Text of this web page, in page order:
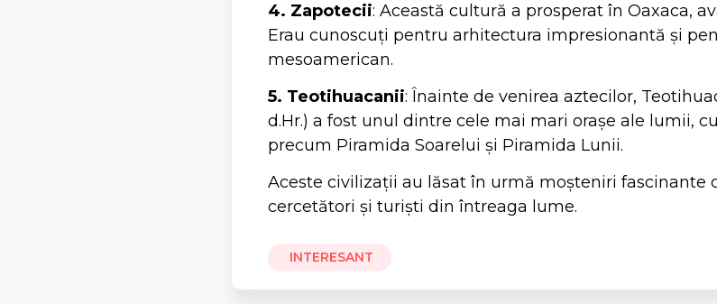
4. Zapotecii: Această cultură a prosperat în Oaxaca,
Erau cunoscuți pentru arhitectura impresionantă și
mesoamerican.
5. Teotihuacanii: Înainte de venirea aztecilor,
d.Hr.) a fost unul dintre cele mai mari orașe ale lumii,
precum Piramida Soarelui și Piramida Lunii.
Aceste civilizații au lăsat în urmă moșteniri fascinante
cercetători și turiști din întreaga lume.
INTERESANT